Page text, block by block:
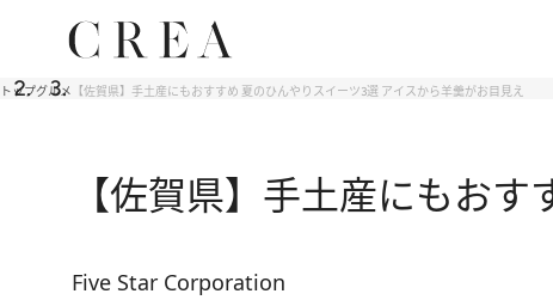
トップグルメ 【佐賀県】手土産にもおすすめ 夏のひんやりスイーツ3選 アイスから羊羹がお目見え
【佐賀県】手土産にもお
Five Star Corporation